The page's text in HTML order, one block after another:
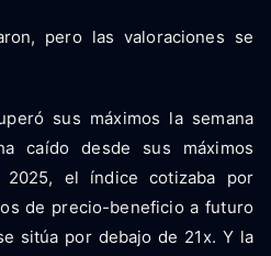
pero las valoraciones se
sus máximos la semana
caído desde sus máximos
el índice cotizaba por
de precio-beneficio a futuro
sitúa por debajo de 21x. Y la